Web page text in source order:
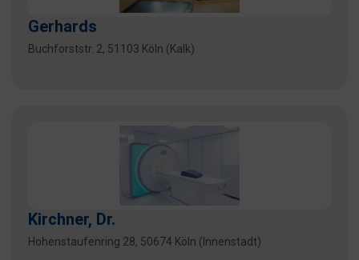
Gerhards
Buchforststr. 2, 51103 Köln (Kalk)
Kirchner, Dr.
Hohenstaufenring 28, 50674 Köln (Innenstadt)